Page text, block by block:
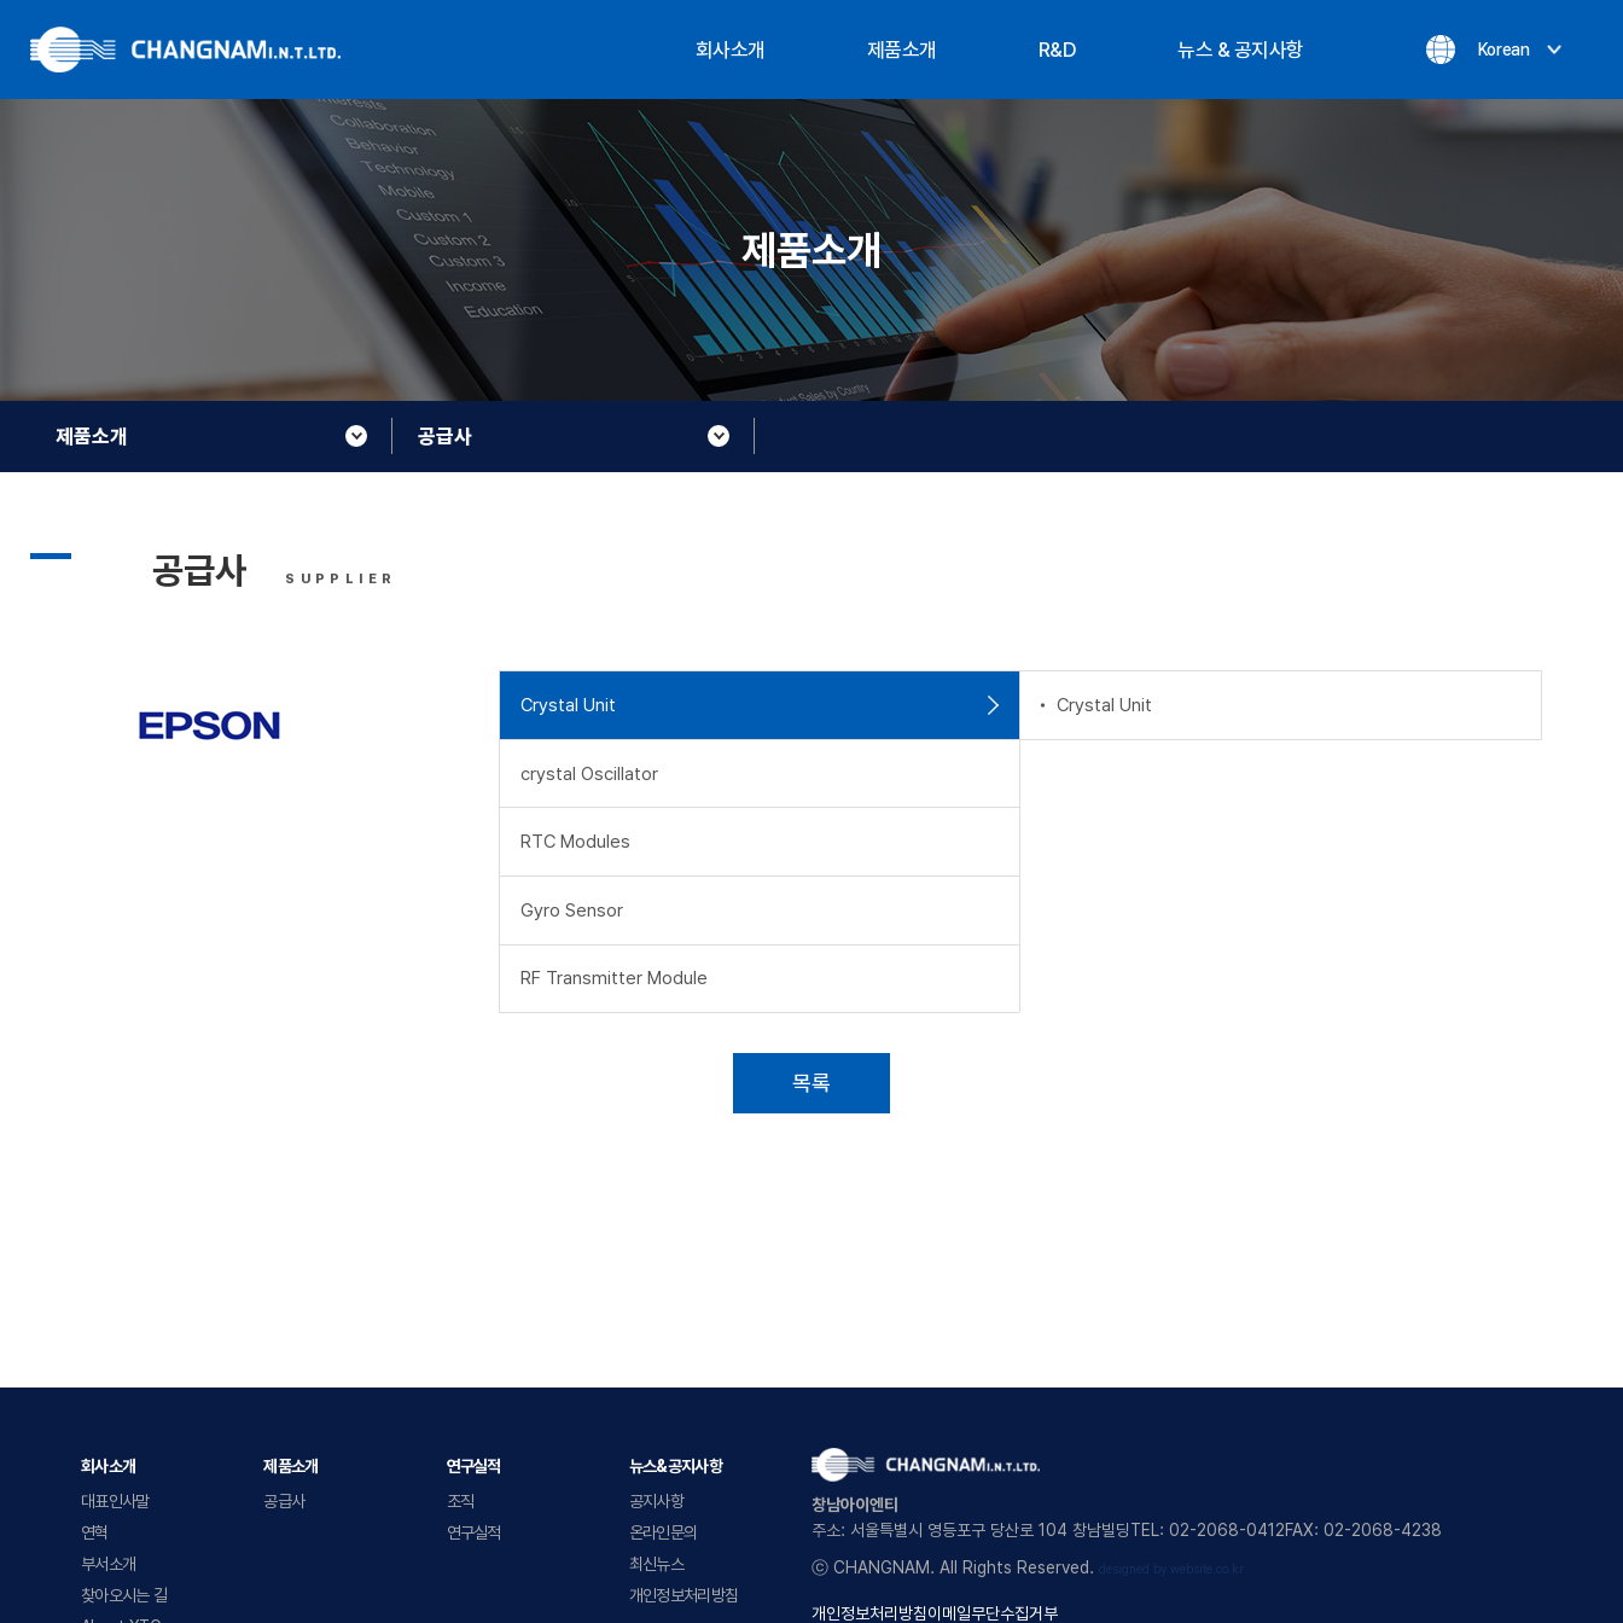
회사소개
대표인사말
연혁
부서소개
찾아오시는 길
About XTG
제품소개
공급사
R&D 뉴스 & 공지사항
최신뉴스
개인정보처리방침
Korean
제품소개
제품소개 공급사
공급사 SUPPLIER
Crystal Unit
crystal Oscillator
RTC Modules
Gyro Sensor
RF Transmitter Module
Crystal Unit
목록
회사소개
대표인사말
연혁
부서소개
찾아오시는 길
제품소개
공급사
연구실적
조직
연구실적
뉴스&공지사항
공지사항
온라인문의
최신뉴스
개인정보처리방침
창남아이엔티
주소: 서울특별시 영등포구 당산로 104 창남빌딩TEL: 02-2068-0412FAX: 02-2068-4238
ⓒ CHANGNAM. All Rights Reserved.
designed by website.co.kr
개인정보처리방침이메일무단수집거부